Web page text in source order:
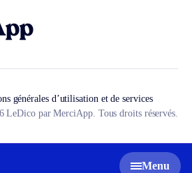
Menu
générales d’utilisation et de services
LeDico par MerciApp. Tous droits réservés.